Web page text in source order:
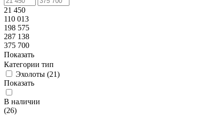
21 450
110 013
198 575
287 138
375 700
Показать
Категории тип
Эхолоты (21)
Показать
В наличии
(26)